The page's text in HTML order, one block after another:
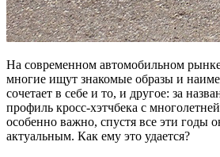
На современном автомобильном
многие ищут знакомые образы и
сочетает в себе и то, и другое: за
профиль кросс-хэтчбека с
особенно важно, спустя все эти годы
актуальным. Как ему это удается?